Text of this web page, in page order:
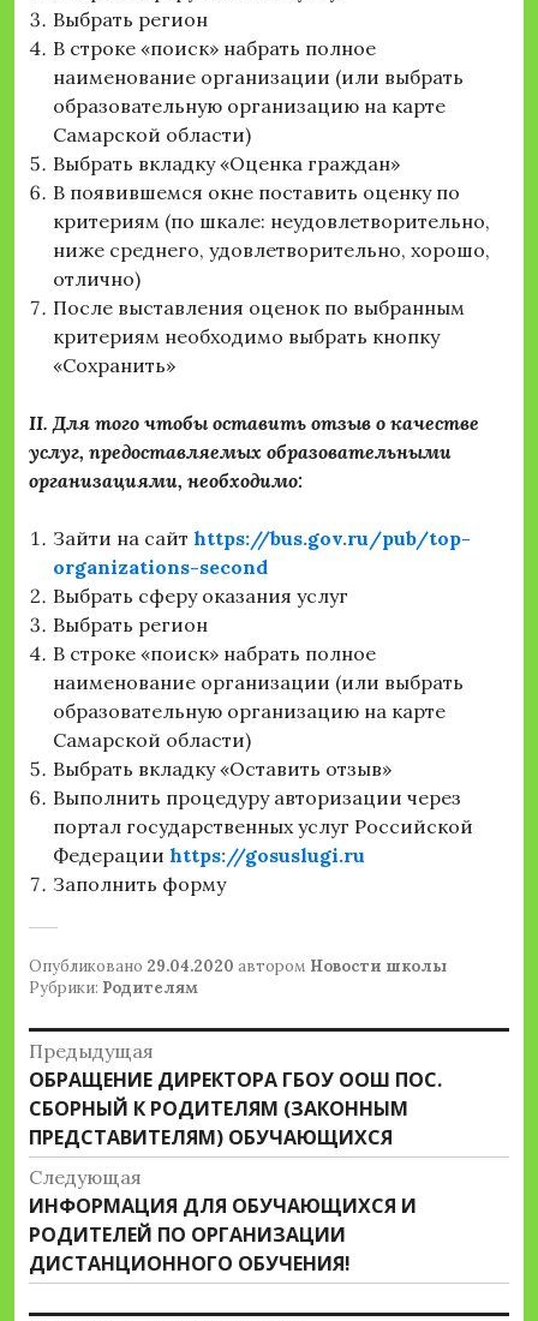
Выбрать регион
В строке «поиск» набрать полное
наименование организации (или выбрать
образовательную организацию на карте
Самарской области)
Выбрать вкладку «Оценка граждан»
В появившемся окне поставить оценку по
критериям (по шкале: неудовлетворительно,
ниже среднего, удовлетворительно, хорошо,
отлично)
После выставления оценок по выбранным
критериям необходимо выбрать кнопку
«Сохранить»
II. Для того чтобы оставить отзыв о качестве
услуг, предоставляемых образовательными
организациями, необходимо:
Зайти на сайт https://bus.gov.ru/pub/top-
organizations-second
Выбрать сферу оказания услуг
Выбрать регион
В строке «поиск» набрать полное
наименование организации (или выбрать
образовательную организацию на карте
Самарской области)
Выбрать вкладку «Оставить отзыв»
Выполнить процедуру авторизации через
портал государственных услуг Российской
Федерации https://gosuslugi.ru
Заполнить форму
Опубликовано 29.04.2020 автором Новости школы
Рубрики: Родителям
Навигация
по
записям
Предыдущая
Предыдущая
запись:
ОБРАЩЕНИЕ ДИРЕКТОРА ГБОУ ООШ ПОС.
СБОРНЫЙ К РОДИТЕЛЯМ (ЗАКОННЫМ
ПРЕДСТАВИТЕЛЯМ) ОБУЧАЮЩИХСЯ
Следующая
Следующая
запись:
ИНФОРМАЦИЯ ДЛЯ ОБУЧАЮЩИХСЯ И
РОДИТЕЛЕЙ ПО ОРГАНИЗАЦИИ
ДИСТАНЦИОННОГО ОБУЧЕНИЯ!